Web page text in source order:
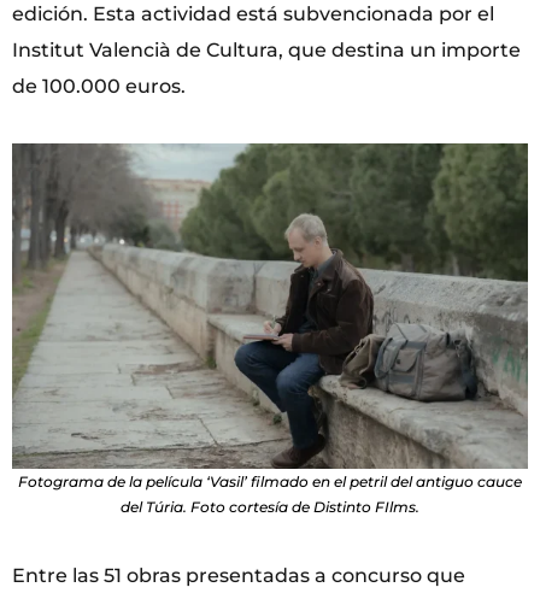
edición. Esta actividad está subvencionada por el
Institut Valencià de Cultura, que destina un importe
de 100.000 euros.
Fotograma de la película ‘Vasil’ filmado en el petril del antiguo cauce
del Túria. Foto cortesía de Distinto FIlms.
Entre las 51 obras presentadas a concurso que